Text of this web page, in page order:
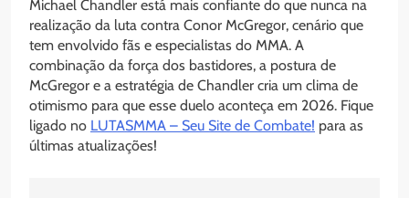
Michael Chandler está mais confiante do que nunca na
realização da luta contra Conor McGregor, cenário que
tem envolvido fãs e especialistas do MMA. A
combinação da força dos bastidores, a postura de
McGregor e a estratégia de Chandler cria um clima de
otimismo para que esse duelo aconteça em 2026. Fique
ligado no LUTASMMA – Seu Site de Combate! para as
últimas atualizações!